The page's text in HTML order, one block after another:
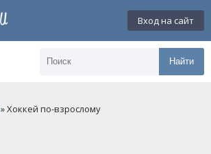
Вход на сайт
Найти
» Хоккей по-взрослому